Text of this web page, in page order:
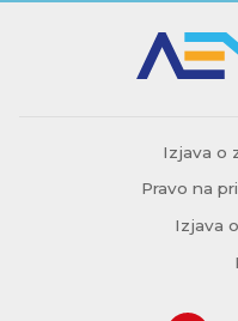
Izjava o
Pravo na
Izjava